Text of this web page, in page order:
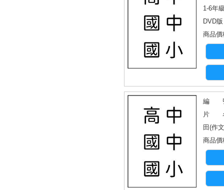
1-6年
DVD版
商品價
編 號
片 名
田(作
商品價